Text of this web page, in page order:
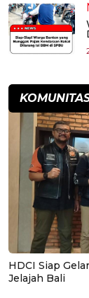
HDCI Siap
Jelajah Bali